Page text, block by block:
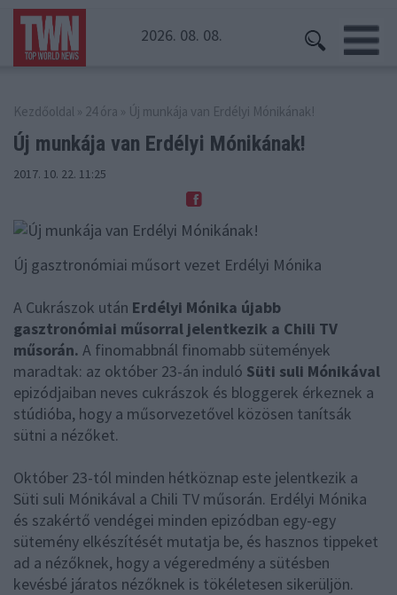
2026. 08. 08.
Kezdőoldal » 24 óra » Új munkája van Erdélyi Mónikának!
Új munkája van Erdélyi Mónikának!
2017. 10. 22. 11:25
Új gasztronómiai műsort vezet Erdélyi Mónika
A Cukrászok után Erdélyi Mónika újabb
gasztronómiai műsorral jelentkezik a Chili TV
műsorán. A finomabbnál finomabb sütemények
maradtak: az október 23-án induló Süti suli Mónikával
epizódjaiban neves cukrászok és bloggerek érkeznek a
stúdióba, hogy a műsorvezetővel közösen tanítsák
sütni a nézőket.
Október 23-tól minden hétköznap este jelentkezik a
Süti suli Mónikával a Chili TV műsorán. Erdélyi Mónika
és szakértő vendégei minden epizódban egy-egy
sütemény elkészítését mutatja be, és hasznos tippeket
ad a nézőknek, hogy a végeredmény a sütésben
kevésbé járatos nézőknek is tökéletesen sikerüljön.